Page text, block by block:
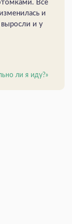
Все
и
выросли и у
ли я иду?»